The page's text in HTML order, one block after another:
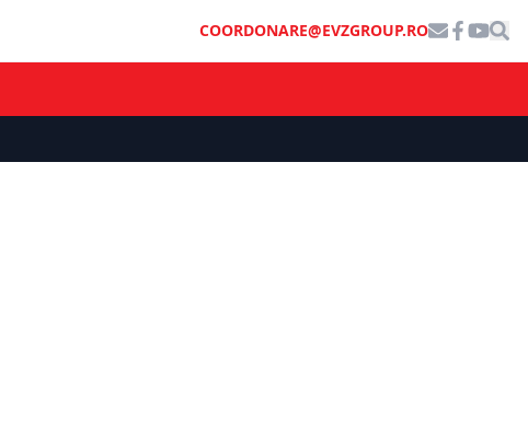
COORDONARE@EVZGROUP.RO